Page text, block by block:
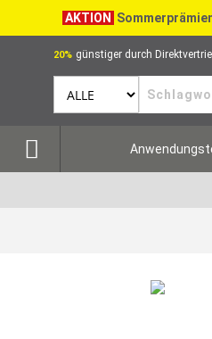
AKTION
20% günstiger durch